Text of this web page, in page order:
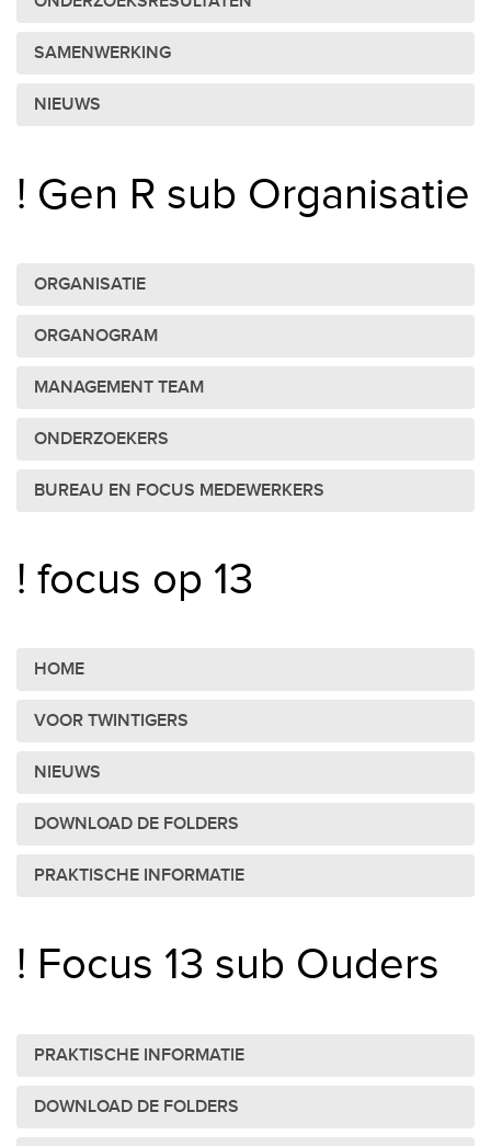
SAMENWERKING
NIEUWS
! Gen R sub Organisatie
ORGANISATIE
ORGANOGRAM
MANAGEMENT TEAM
ONDERZOEKERS
BUREAU EN FOCUS MEDEWERKERS
! focus op 13
HOME
VOOR TWINTIGERS
NIEUWS
DOWNLOAD DE FOLDERS
PRAKTISCHE INFORMATIE
! Focus 13 sub Ouders
PRAKTISCHE INFORMATIE
DOWNLOAD DE FOLDERS